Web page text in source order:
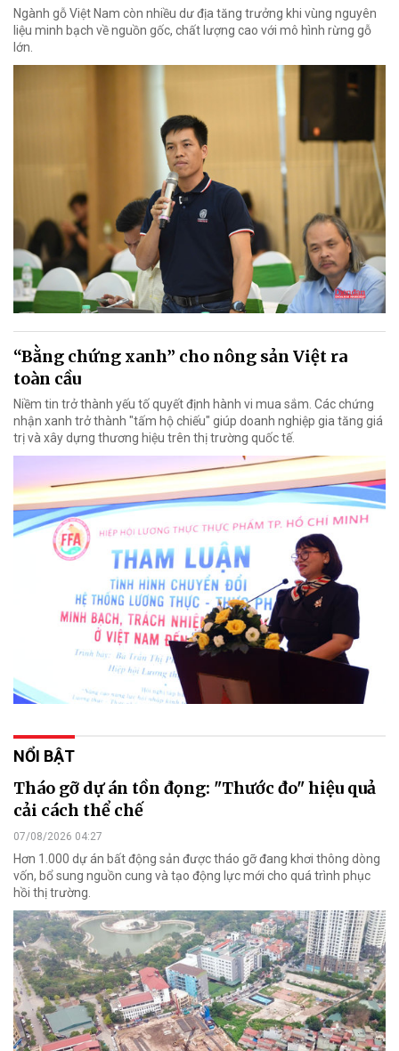
Ngành gỗ Việt Nam còn nhiều dư địa tăng trưởng khi vùng nguyên
liệu minh bạch về nguồn gốc, chất lượng cao với mô hình rừng gỗ
lớn.
“Bằng chứng xanh” cho nông sản Việt ra
toàn cầu
Niềm tin trở thành yếu tố quyết định hành vi mua sắm. Các chứng
nhận xanh trở thành "tấm hộ chiếu" giúp doanh nghiệp gia tăng giá
trị và xây dựng thương hiệu trên thị trường quốc tế.
NỔI BẬT
Tháo gỡ dự án tồn đọng: "Thước đo" hiệu quả
cải cách thể chế
07/08/2026 04:27
Hơn 1.000 dự án bất động sản được tháo gỡ đang khơi thông dòng
vốn, bổ sung nguồn cung và tạo động lực mới cho quá trình phục
hồi thị trường.